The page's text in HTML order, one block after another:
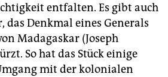
entfalten. Es gibt auch
das Denkmal eines Generals
Madagaskar (Joseph
So hat das Stück einige
mit der kolonialen